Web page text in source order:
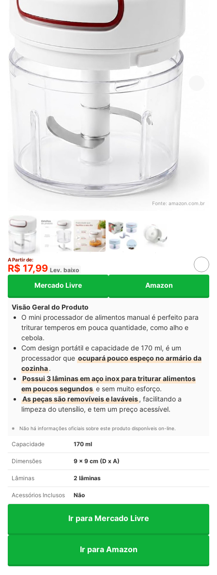
Fonte: amazon.com.br
A Partir de:
R$ 17,99 Lev. baixo
Mercado Livre Amazon
Visão Geral do Produto
O mini processador de alimentos manual é perfeito para
triturar temperos em pouca quantidade, como alho e
cebola.
Com design portátil e capacidade de 170 ml, é um
processador que ocupará pouco espeço no armário da
cozinha.
Possui 3 lâminas em aço inox para triturar alimentos
em poucos segundos e sem muito esforço.
As peças são removíveis e laváveis, facilitando a
limpeza do utensílio, e tem um preço acessível.
Não há informações oficiais sobre este produto disponíveis on-line.
Capacidade 170 ml
Dimensões 9 x 9 cm (D x A)
Lâminas 2 lâminas
Acessórios Inclusos Não
Ir para Mercado Livre
Ir para Amazon